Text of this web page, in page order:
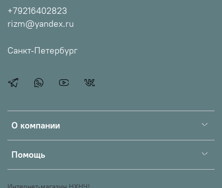
О компании
Помощь
+79216402823
rizm@yandex.ru
Санкт-Петербург